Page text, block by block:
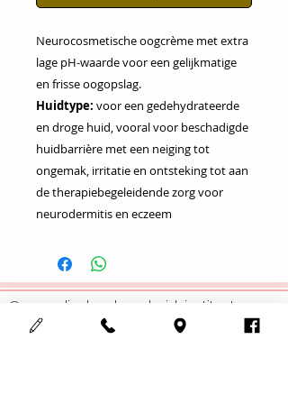
Neurocosmetische oogcrème met extra
lage pH-waarde voor een gelijkmatige
en frisse oogopslag.
Huidtype: voor een gedehydrateerde
en droge huid, vooral voor beschadigde
huidbarrière met een neiging tot
ongemak, irritatie en ontsteking tot aan
de therapiebegeleidende zorg voor
neurodermitis en eczeem
Cosmedisch schoonheidsinstituut
123Mooi